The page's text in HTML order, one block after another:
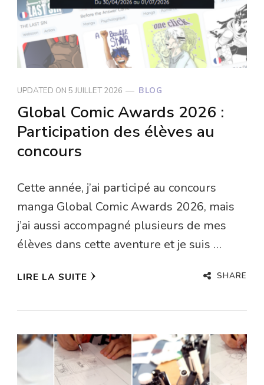
UPDATED ON 5 JUILLET 2026 BLOG
Global Comic Awards 2026 :
Participation des élèves au
concours
Cette année, j’ai participé au concours
manga Global Comic Awards 2026, mais
j’ai aussi accompagné plusieurs de mes
élèves dans cette aventure et je suis …
LIRE LA SUITE SHARE